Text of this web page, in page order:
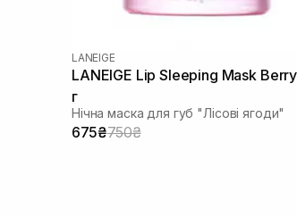
LANEIGE
LANEIGE Lip Sleeping Mask
г
Нічна маска для губ "Лісові ягоди"
675₴750₴